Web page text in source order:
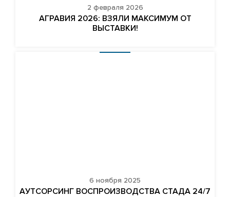
2 февраля 2026
АГРАВИЯ 2026: ВЗЯЛИ МАКСИМУМ ОТ
ВЫСТАВКИ!
6 ноября 2025
АУТСОРСИНГ ВОСПРОИЗВОДСТВА СТАДА 24/7